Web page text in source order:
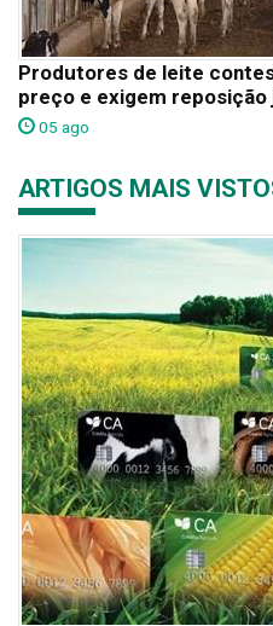
Produtores de leite
preço e exigem
05 ago
ARTIGOS MAIS